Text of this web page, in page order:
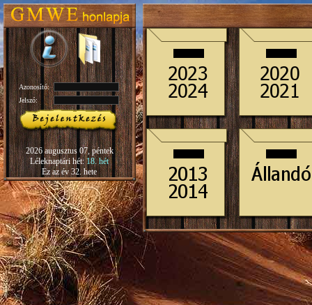
Azonosító:
Jelszó:
2026 augusztus 07, péntek
Léleknaptári hét:18. hét
Ez az év 32. hete